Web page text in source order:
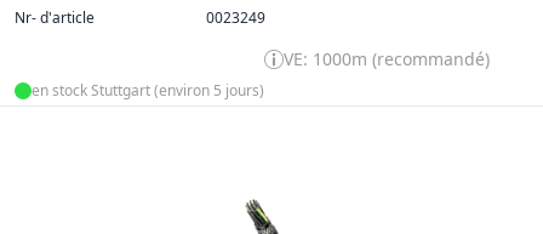
Nr- d'article
0023249
VE: 1000m (recommandé)
en stock Stuttgart (environ 5 jours)